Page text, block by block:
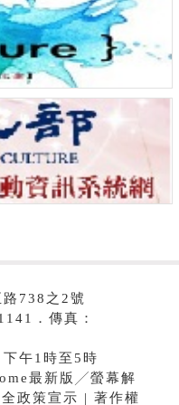
738之2號
．傳真：
午1時至5時
最新版╱螢幕解
政策宣示 | 著作權